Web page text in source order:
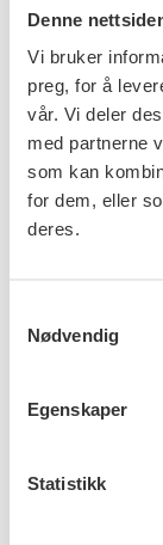
Denne
Vi bruker
preg, for å
vår. Vi deler
med partnerne
som kan
for dem, eller
deres.
Nødvendig
Egenskaper
Statistikk
Uke 22:
Uke 24:
Alle som
individuell
løpet av
utfordringer
stress eller
leder.